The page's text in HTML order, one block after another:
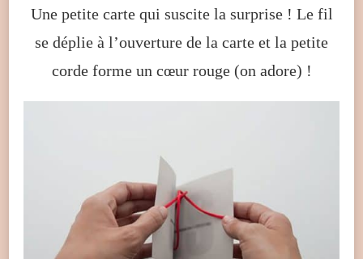
Une petite carte qui suscite la surprise ! Le fil
se déplie à l’ouverture de la carte et la petite
corde forme un cœur rouge (on adore) !